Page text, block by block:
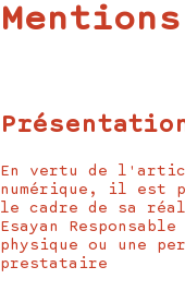
En vertu de
numérique, il est
le cadre de sa
Esayan
physique ou une
prestataire